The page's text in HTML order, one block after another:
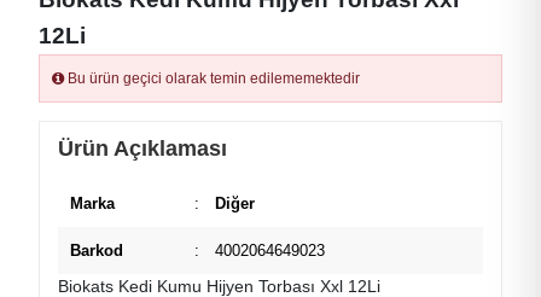
12Li
Bu ürün geçici olarak temin edilememektedir
Ürün Açıklaması
Marka : Diğer
Barkod : 4002064649023
Biokats Kedi Kumu Hijyen Torbası Xxl 12Li